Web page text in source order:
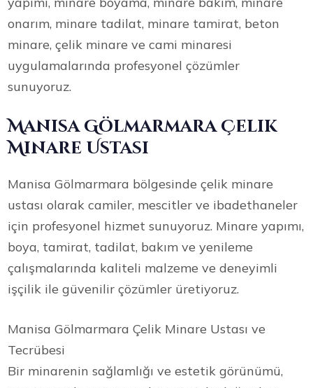
onarım, minare tadilat, minare tamirat, beton
minare, çelik minare ve cami minaresi
uygulamalarında profesyonel çözümler
sunuyoruz.
Manisa Gölmarmara Çelik
Minare Ustası
Manisa Gölmarmara bölgesinde çelik minare
ustası olarak camiler, mescitler ve ibadethaneler
için profesyonel hizmet sunuyoruz. Minare yapımı,
boya, tamirat, tadilat, bakım ve yenileme
çalışmalarında kaliteli malzeme ve deneyimli
işçilik ile güvenilir çözümler üretiyoruz.
Manisa Gölmarmara Çelik Minare Ustası ve
Tecrübesi
Bir minarenin sağlamlığı ve estetik görünümü,